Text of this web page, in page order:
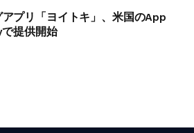
プリ「ヨイトキ」、米国のApp
提供開始